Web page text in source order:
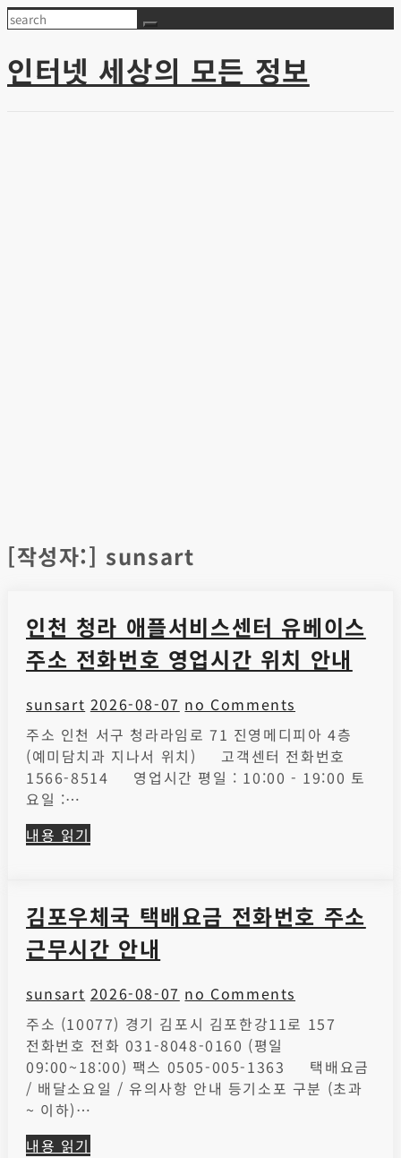
Skip
content
Search
인터넷 세상의 모든 정보
[작성자:]sunsart
인천 청라 애플서비스센터 유베이스
주소 전화번호 영업시간 위치 안내
sunsart 2026-08-07 no Comments
주소 인천 서구 청라라임로 71 진영메디피아 4층
(예미담치과 지나서 위치) 고객센터 전화번호
1566-8514 영업시간 평일 : 10:00 - 19:00 토
요일 :…
내용 읽기
김포우체국 택배요금 전화번호 주소
근무시간 안내
sunsart 2026-08-07 no Comments
주소 (10077) 경기 김포시 김포한강11로 157
전화번호 전화 031-8048-0160 (평일
09:00~18:00) 팩스 0505-005-1363 택배요금
/ 배달소요일 / 유의사항 안내 등기소포 구분 (초과
~ 이하)…
내용 읽기